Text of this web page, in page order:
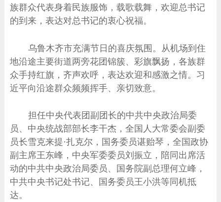
族群众代表身着民族服饰，载歌载舞，欢迎总书记
的到来，表达对总书记的衷心祝福。
乌鲁木齐市充满节日的喜庆氛围。从机场到住
地沿途主要街道两旁花团锦簇、彩旗飘扬，各族群
众手持红旗，齐声欢呼，表达欢迎和感激之情。习
近平向沿途群众频频挥手、亲切致意。
担任中央代表团副团长的中共中央政治局委
员、中央统战部部长李干杰，全国人大常委会副委
员长雪克来提·扎克尔，国务委员谌贻琴，全国政协
副主席王东峰，中央军委委员刘振立，陪同出席活
动的中共中央政治局委员、国务院副总理何立峰，
中共中央书记处书记、国务委员王小洪等同机抵
达。